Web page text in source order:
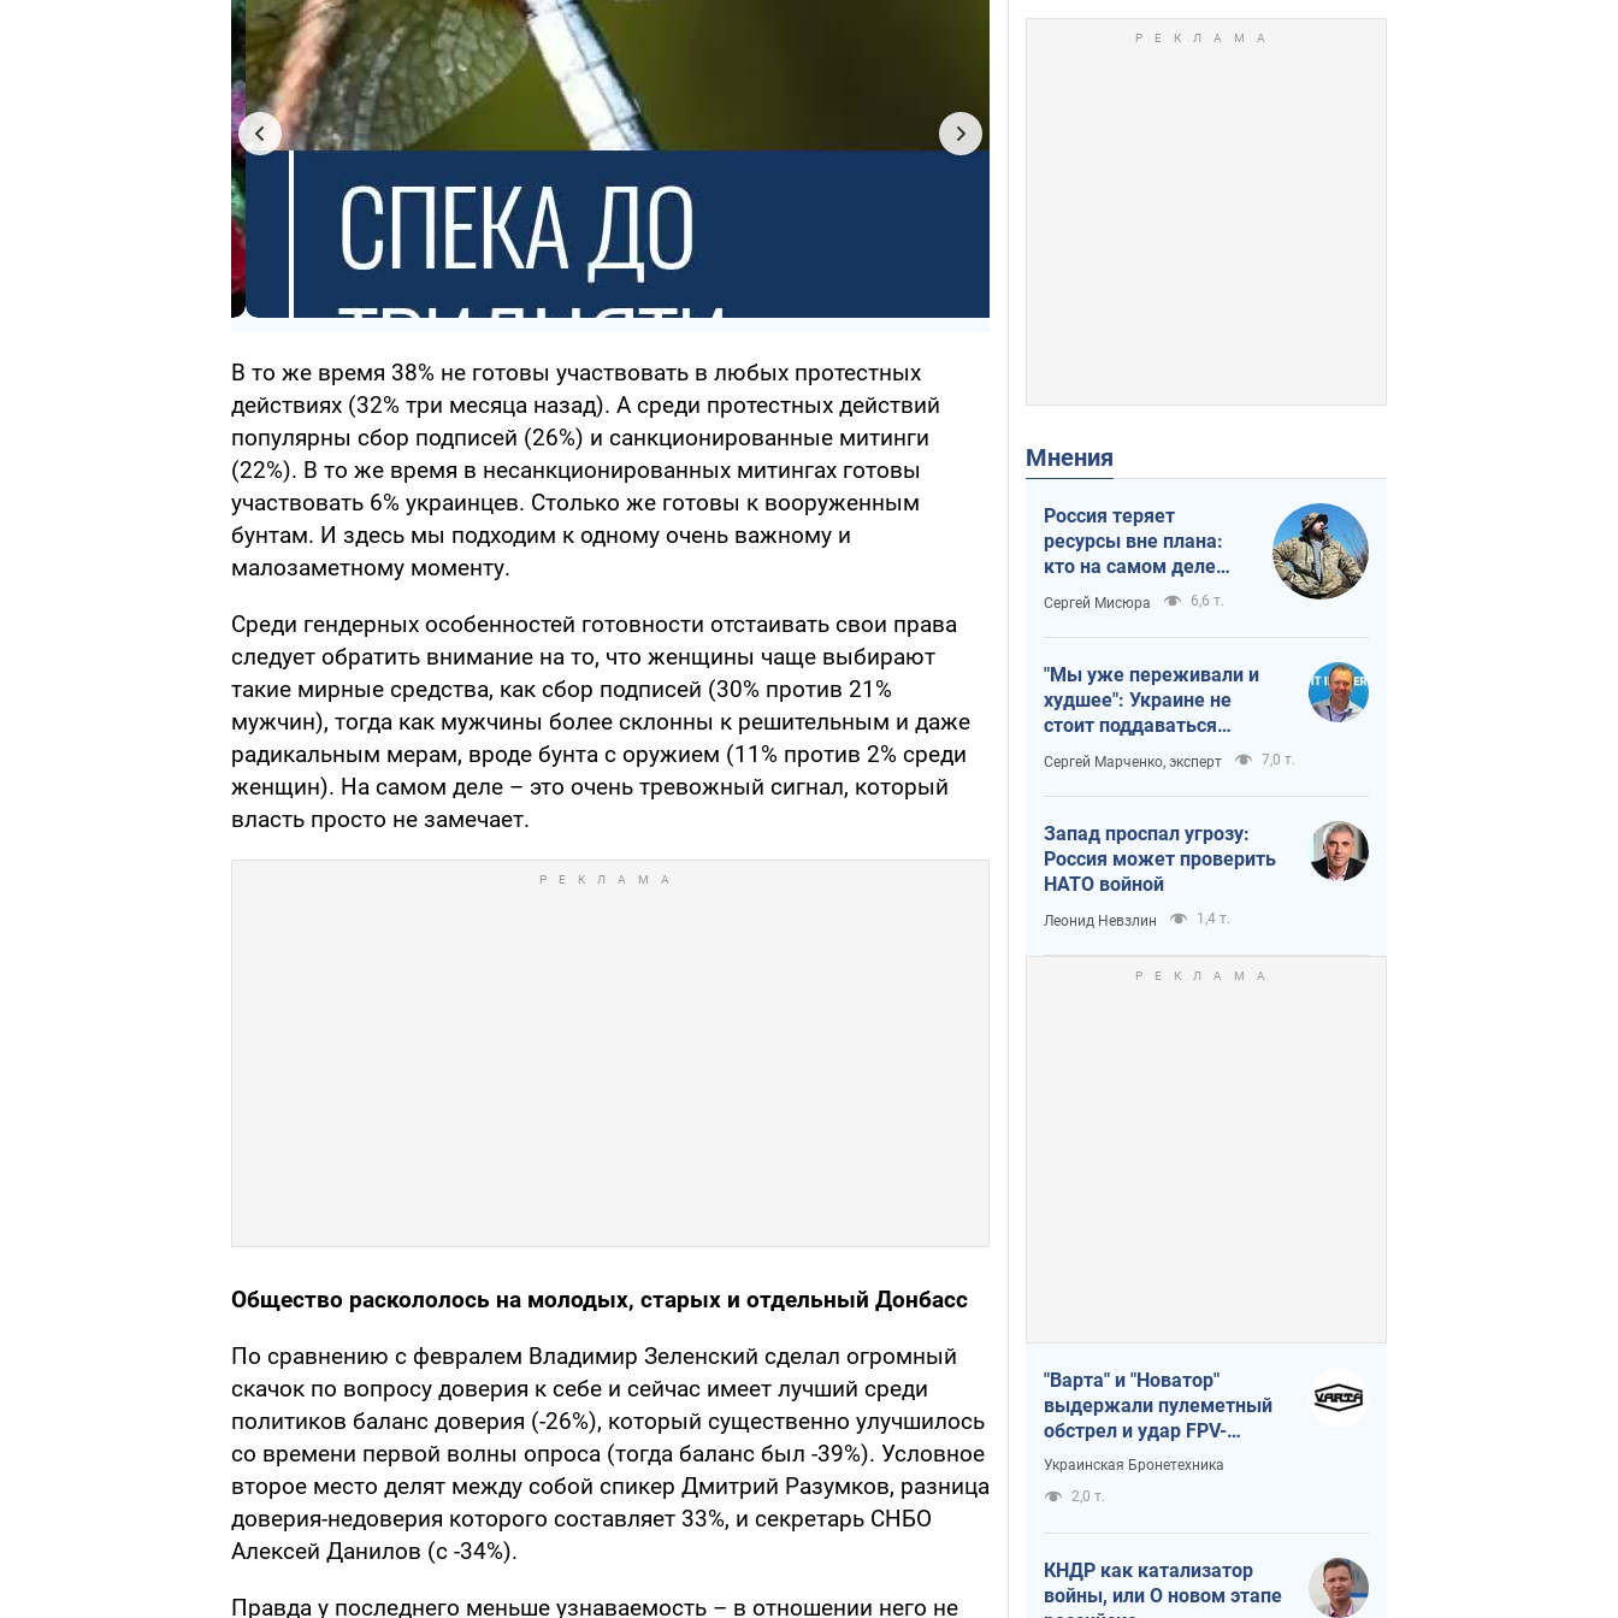
В то же время 38% не готовы участвовать в любых протестных
действиях (32% три месяца назад). А среди протестных действий
популярны сбор подписей (26%) и санкционированные митинги
(22%). В то же время в несанкционированных митингах готовы
участвовать 6% украинцев. Столько же готовы к вооруженным
бунтам. И здесь мы подходим к одному очень важному и
малозаметному моменту.
Среди гендерных особенностей готовности отстаивать свои права
следует обратить внимание на то, что женщины чаще выбирают
такие мирные средства, как сбор подписей (30% против 21%
мужчин), тогда как мужчины более склонны к решительным и даже
радикальным мерам, вроде бунта с оружием (11% против 2% среди
женщин). На самом деле – это очень тревожный сигнал, который
власть просто не замечает.
Общество раскололось на молодых, старых и отдельный Донбасс
По сравнению с февралем Владимир Зеленский сделал огромный
скачок по вопросу доверия к себе и сейчас имеет лучший среди
политиков баланс доверия (-26%), который существенно улучшилось
со времени первой волны опроса (тогда баланс был -39%). Условное
второе место делят между собой спикер Дмитрий Разумков, разница
доверия-недоверия которого составляет 33%, и секретарь СНБО
Алексей Данилов (с -34%).
Правда у последнего меньше узнаваемость – в отношении него не
Мнения
Россия теряет
ресурсы вне плана:
кто на самом деле
диктует темп войны
Сергей Мисюра 6,6 т.
"Мы уже переживали и
худшее": Украине не
стоит поддаваться
отчаянию из-за
ракетного террора
Сергей Марченко, эксперт 7,0 т.
Запад проспал угрозу:
Россия может проверить
НАТО войной
Леонид Невзлин 1,4 т.
"Варта" и "Новатор"
выдержали пулеметный
обстрел и удар FPV-
дрона, сохранив жизнь
Украинская Бронетехника
2,0 т.
КНДР как катализатор
войны, или О новом этапе